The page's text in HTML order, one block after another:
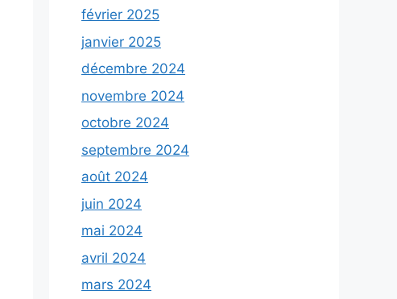
février 2025
janvier 2025
décembre 2024
novembre 2024
octobre 2024
septembre 2024
août 2024
juin 2024
mai 2024
avril 2024
mars 2024